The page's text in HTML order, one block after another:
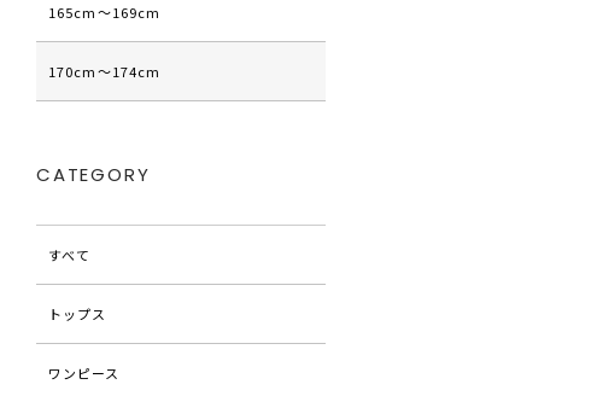
165cm〜169cm
170cm〜174cm
CATEGORY
すべて
トップス
ワンピース